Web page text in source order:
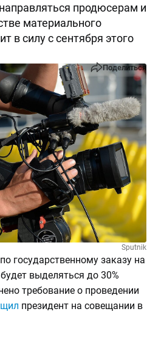
продюсерам и
материального
в силу с сентября этого
Поделиться
Sputnik
государственному заказу на
выделяться до 30%
требование о проведении
президент на совещании в